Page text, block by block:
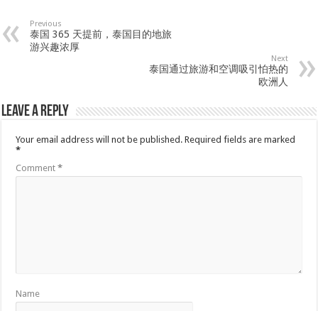
Previous
泰国 365 天提前，泰国目的地旅
游兴趣浓厚
Next
泰国通过旅游和空调吸引怕热的
欧洲人
Leave a Reply
Your email address will not be published. Required fields are marked
*
Comment*
Name